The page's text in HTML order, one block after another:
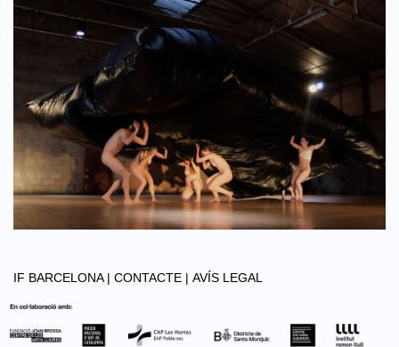
IF BARCELONA | CONTACTE | AVÍS LEGAL